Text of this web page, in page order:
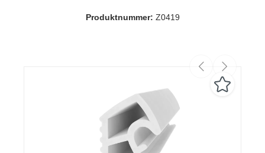
Produktnummer: Z0419